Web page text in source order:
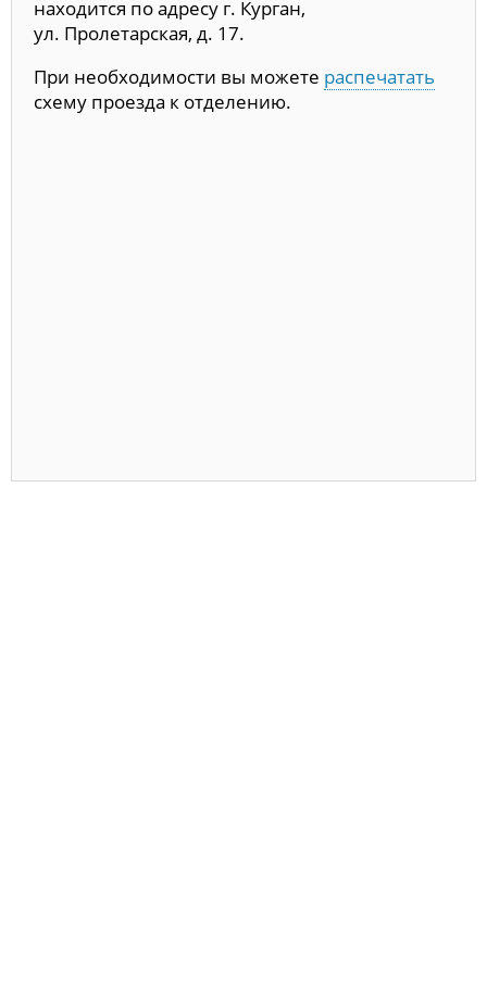
находится по адресу г. Курган,
ул. Пролетарская, д. 17.
При необходимости вы можете распечатать
схему проезда к отделению.